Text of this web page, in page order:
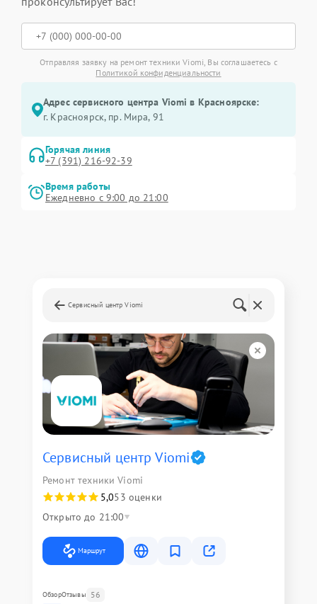
Отправляя заявку на ремонт техники Viomi, Вы соглашаетесь с
Политикой конфиденциальности
Адрес сервисного центра Viomi в Красноярске:
г. Красноярск, ​пр. Мира, 91
Горячая линия
+7 (391) 216-92-39
Время работы
Ежедневно с 9:00 до 21:00
Сервисный центр Viomi
Сервисный центр Viomi
Ремонт техники Viomi
5,053 оценки
Открыто до 21:00
Маршрут
ОбзорОтзывы 56